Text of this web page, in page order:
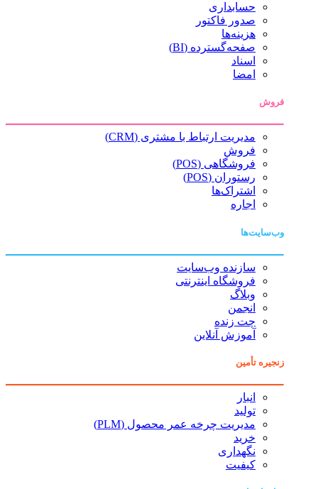
حسابداری
صدور فاکتور
هزینه‌ها
صفحه‌گسترده (BI)
اسناد
امضا
فروش
مدیریت ارتباط با مشتری (CRM)
فروش
فروشگاهی (POS)
رستوران (POS)
اشتراک‌ها
اجاره
وب‌سایت‌ها
سازنده وب‌سایت
فروشگاه اینترنتی
وبلاگ
انجمن
چت زنده
آموزش آنلاین
زنجیره تأمین
انبار
تولید
مدیریت چرخه عمر محصول (PLM)
خرید
نگهداری
کیفیت